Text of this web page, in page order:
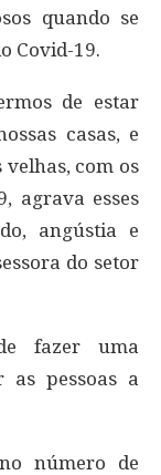
quando se
Covid-19.
de estar
casas, e
velhas, com os
agrava esses
angústia e
do setor
fazer uma
as pessoas a
número de